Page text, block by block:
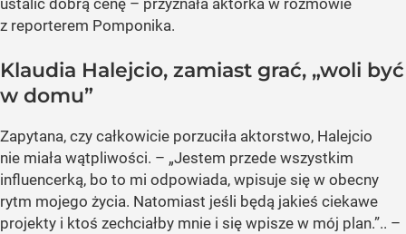
ustalić dobrą cenę – przyznała aktorka w rozmowie
z reporterem Pomponika.
Klaudia Halejcio, zamiast grać, „woli być
w domu”
Zapytana, czy całkowicie porzuciła aktorstwo, Halejcio
nie miała wątpliwości. – „Jestem przede wszystkim
influencerką, bo to mi odpowiada, wpisuje się w obecny
rytm mojego życia. Natomiast jeśli będą jakieś ciekawe
projekty i ktoś zechciałby mnie i się wpisze w mój plan.”.. –